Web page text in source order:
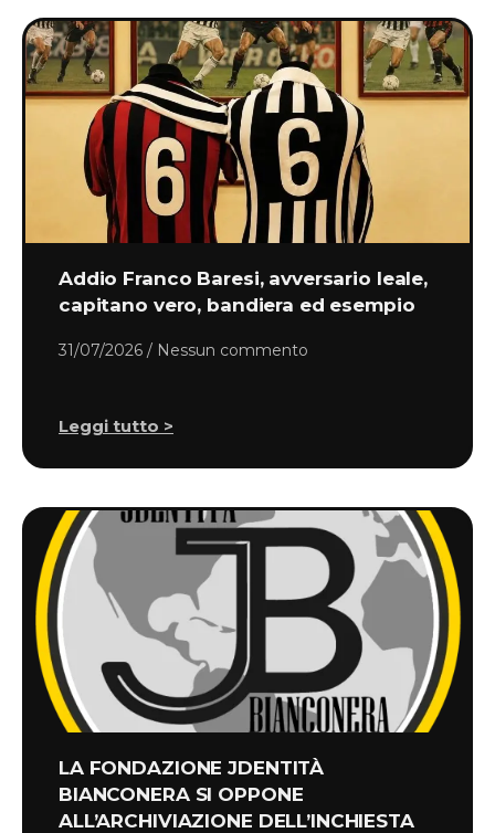
Addio Franco Baresi, avversario leale,
capitano vero, bandiera ed esempio
31/07/2026 Nessun commento
Leggi tutto >
LA FONDAZIONE JDENTITÀ
BIANCONERA SI OPPONE
ALL’ARCHIVIAZIONE DELL’INCHIESTA